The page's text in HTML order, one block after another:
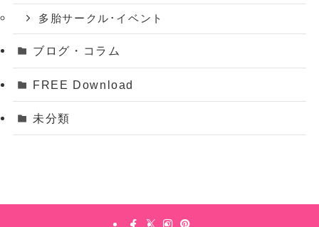
多胎サークル･イベント
ブログ・コラム
FREE Download
未分類